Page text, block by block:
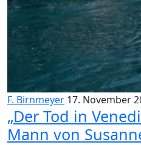
F. Birnmeyer 17. November
„Der Tod in
Mann von